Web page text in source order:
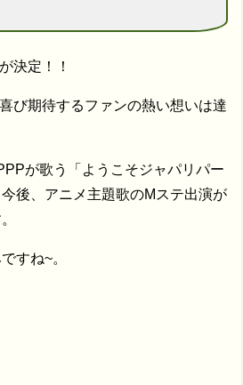
決定！！
び期待するファンの熱い想いは達
が歌う「ようこそジャパリパー
後、アニメ主題歌のMステ出演が
すね~。